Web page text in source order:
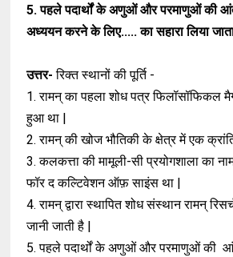
5. पहले पदार्थों के अणुओं और परमाणुओं की
अध्ययन करने के लिए.....का सहारा लिया
उत्तर-रिक्त स्थानों की पूर्ति -
1. रामन् का पहला शोध पत्र फिलॉसॉफिकल
हुआ था |
2. रामन् की खोज भौतिकी के क्षेत्र में एक
3. कलकत्ता की मामूली-सी प्रयोगशाला का
फॉर द कल्टिवेशन ऑफ़साइंस था |
4. रामन् द्वारा स्थापित शोध संस्थान रामन्
जानी जाती है |
5. पहले पदार्थों के अणुओं और परमाणुओं की